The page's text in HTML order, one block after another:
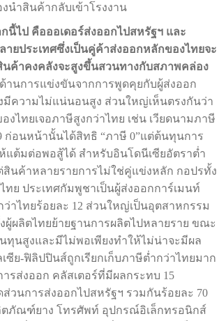
งนำสินค้ากลับเข้าโรงงาน
นี้ไป คือออเดอร์ส่งออกไปสหรัฐฯ และ
ายประเทศซึ่งเป็นคู่ค้าส่งออกหลักของไทยจะ
ค้าคงคลังจะสูงขึ้นสวนทางกับสภาพคล่อง
ด้านการแข่งขันจากการพูดคุยกับผู้ส่งออก
มีความไม่แน่นอนสูง ส่วนใหญ่เห็นตรงกันว่า
งไทยเจอภาษีสูงกว่าไทย เช่น เวียดนามภาษี
ก่อนหน้านั้นได้สิทธิ “ภาษี 0”แต่ต้นทุนการ
แต้มต่อพอสู้ได้ สำหรับอินโดนีเซียอัตราต่ำ
สินค้าหลายรายการไม่ใช่คู่แข่งหลัก กอปรทั้ง
ทย ประเทศกัมพูชาเป็นผู้ส่งออกการ์เมนท์
ว่าไทยร้อยละ 12 ส่วนใหญ่เป็นอุตสาหกรรม
ผู้ผลิตไทยย้ายฐานการผลิตไปหลายราย ขณะ
ทุนสูงและมีไม่พอเพียงทำให้ไม่น่าจะมีผล
เซีย-ฟิลิปปินส์ถูกเรียกเก็บภาษีต่ำกว่าไทยมาก
รส่งออก คลัสเตอร์ที่มีผลกระทบ 15
วนการส่งออกไปสหรัฐฯ รวมกันร้อยละ 70
ตภัณฑ์ยาง โทรศัพท์ อุปกรณ์อิเล็กทรอนิกส์